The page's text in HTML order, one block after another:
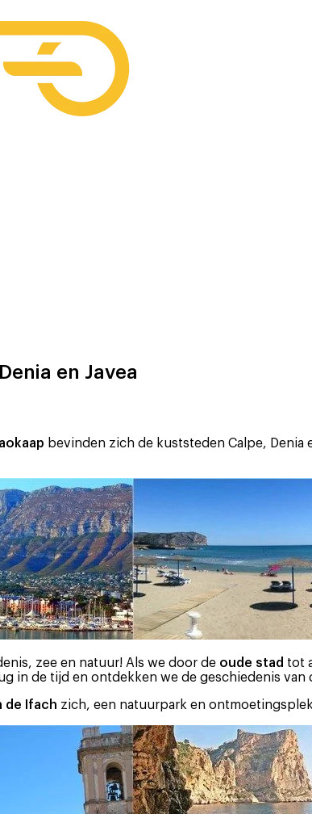
en Javea
bevinden zich de kuststeden Calpe, Denia
zee en natuur! Als we door de oude stad tot
in de tijd en ontdekken we de geschiedenis van
de Ifach zich, een natuurpark en